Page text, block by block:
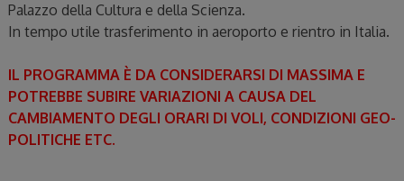
Palazzo della Cultura e della Scienza.
In tempo utile trasferimento in aeroporto e rientro in Italia.
IL PROGRAMMA È DA CONSIDERARSI DI MASSIMA E
POTREBBE SUBIRE VARIAZIONI A CAUSA DEL
CAMBIAMENTO DEGLI ORARI DI VOLI, CONDIZIONI GEO-
POLITICHE ETC.